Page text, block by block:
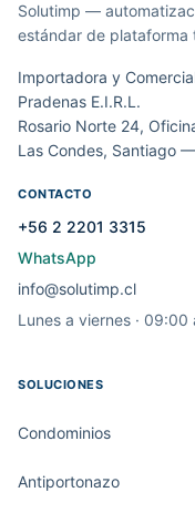
Solutimp —
estándar de plataforma
Importadora y
Pradenas E.I.R.L.
Rosario Norte 24,
Las Condes, Santiago
CONTACTO
+56 2 2201 3315
WhatsApp
info@solutimp.cl
Lunes a viernes · 09:00
SOLUCIONES
Condominios
Antiportonazo